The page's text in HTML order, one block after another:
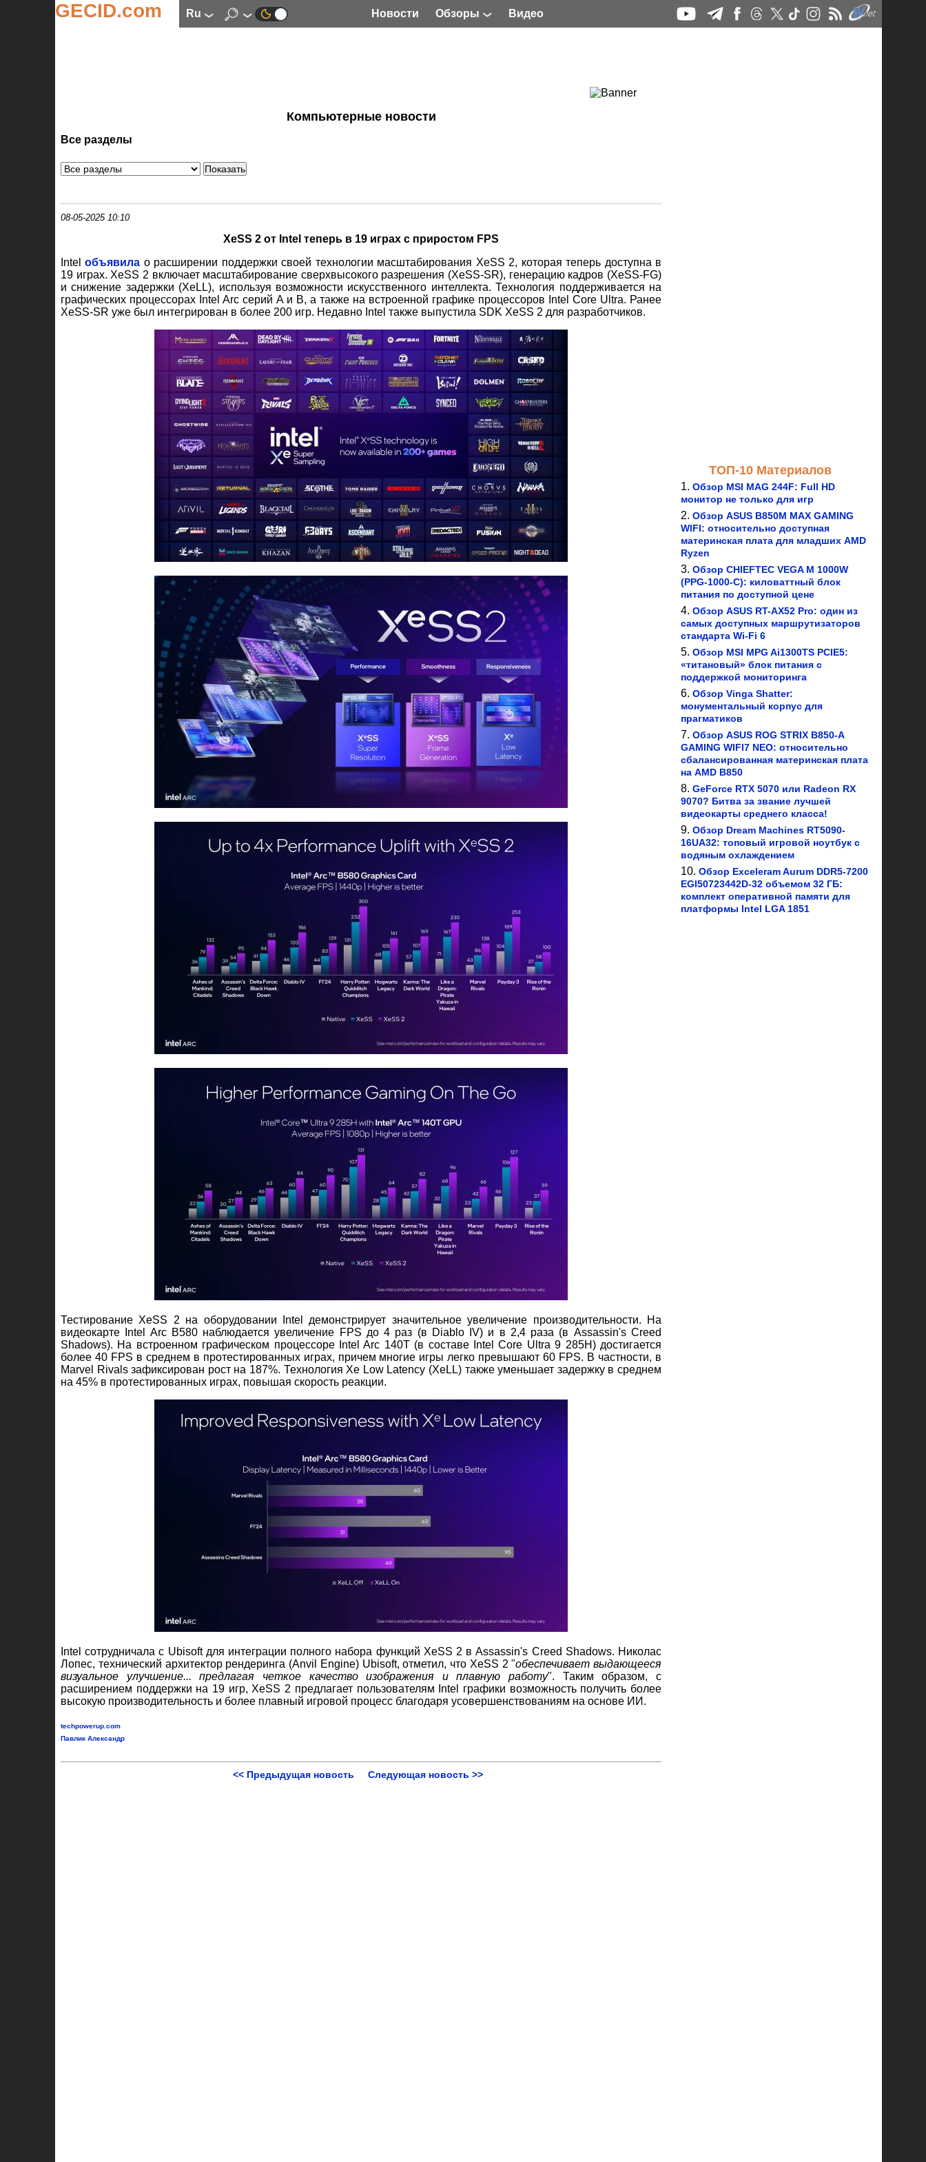
GECID.com ru Новости Обзоры Видео
Компьютерные новости
Все разделы
08-05-2025 10:10
XeSS 2 от Intel теперь в 19 играх с приростом FPS
Intelобъявила о расширении поддержки своей технологии масштабирования XeSS 2, которая теперь доступна в
19 играх. XeSS 2 включает масштабирование сверхвысокого разрешения (XeSS-SR), генерацию кадров (XeSS-FG)
и снижение задержки (XeLL), используя возможности искусственного интеллекта. Технология поддерживается на
графических процессорах Intel Arc серий A и B, а также на встроенной графике процессоров Intel Core Ultra. Ранее
XeSS-SR уже был интегрирован в более 200 игр. Недавно Intel также выпустила SDK XeSS 2 для разработчиков.
Тестирование XeSS 2 на оборудовании Intel демонстрирует значительное увеличение производительности. На
видеокарте Intel Arc B580 наблюдается увеличение FPS до 4 раз (в Diablo IV) и в 2,4 раза (в Assassin's Creed
Shadows). На встроенном графическом процессоре Intel Arc 140T (в составе Intel Core Ultra 9 285H) достигается
более 40 FPS в среднем в протестированных играх, причем многие игры легко превышают 60 FPS. В частности, в
Marvel Rivals зафиксирован рост на 187%. Технология Xe Low Latency (XeLL) также уменьшает задержку в среднем
на 45% в протестированных играх, повышая скорость реакции.
Intel сотрудничала с Ubisoft для интеграции полного набора функций XeSS 2 в Assassin's Creed Shadows. Николас
Лопес, технический архитектор рендеринга (Anvil Engine) Ubisoft, отметил, что XeSS 2 "обеспечивает выдающееся
визуальное улучшение... предлагая четкое качество изображения и плавную работу". Таким образом, с
расширением поддержки на 19 игр, XeSS 2 предлагает пользователям Intel графики возможность получить более
высокую производительность и более плавный игровой процесс благодаря усовершенствованиям на основе ИИ.
techpowerup.com
Павлик Александр
<< Предыдущая новость Следующая новость >>
ТОП-10 Материалов
Обзор MSI MAG 244F: Full HD
монитор не только для игр
Обзор ASUS B850M MAX GAMING
WIFI: относительно доступная
материнская плата для младших AMD
Ryzen
Обзор CHIEFTEC VEGA M 1000W
(PPG-1000-C): киловаттный блок
питания по доступной цене
Обзор ASUS RT-AX52 Pro: один из
самых доступных маршрутизаторов
стандарта Wi-Fi 6
Обзор MSI MPG Ai1300TS PCIE5:
«титановый» блок питания с
поддержкой мониторинга
Обзор Vinga Shatter:
монументальный корпус для
прагматиков
Обзор ASUS ROG STRIX B850-A
GAMING WIFI7 NEO: относительно
сбалансированная материнская плата
на AMD B850
GeForce RTX 5070 или Radeon RX
9070? Битва за звание лучшей
видеокарты среднего класса!
Обзор Dream Machines RT5090-
16UA32: топовый игровой ноутбук с
водяным охлаждением
Обзор Exceleram Aurum DDR5-7200
EGI50723442D-32 объемом 32 ГБ:
комплект оперативной памяти для
платформы Intel LGA 1851